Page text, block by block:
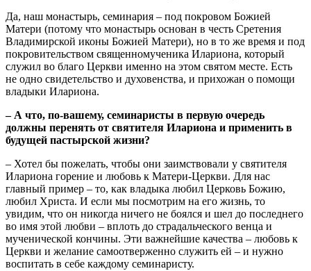
Да, наш монастырь, семинария – под покровом Божией
Матери (потому что монастырь основан в честь Сретения
Владимирской иконы Божией Матери), но в то же время и под
покровительством священномученика Илариона, который
служил во благо Церкви именно на этом святом месте. Есть
не одно свидетельство и духовенства, и прихожан о помощи
владыки Илариона.
– А что, по-вашему, семинаристы в первую очередь
должны перенять от святителя Илариона и применить в
будущей пастырской жизни?
– Хотел бы пожелать, чтобы они заимствовали у святителя
Илариона горение и любовь к Матери-Церкви. Для нас
главный пример – то, как владыка любил Церковь Божию,
любил Христа. И если мы посмотрим на его жизнь, то
увидим, что он никогда ничего не боялся и шел до последнего
во имя этой любви – вплоть до страдальческого венца и
мученической кончины. Эти важнейшие качества – любовь к
Церкви и желание самоотверженно служить ей – и нужно
воспитать в себе каждому семинаристу.